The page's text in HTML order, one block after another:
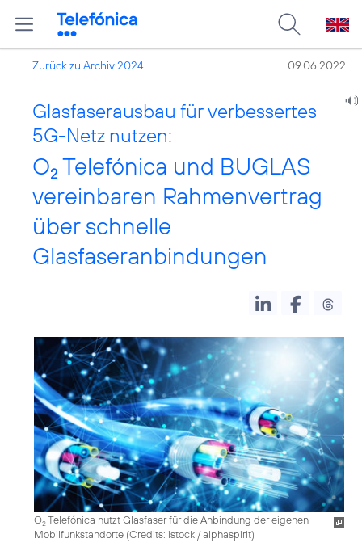
Zurück zu Archiv 2024 09.06.2022
Glasfaserausbau für verbessertes
5G-Netz nutzen:
O2 Telefónica und BUGLAS
vereinbaren Rahmenvertrag
über schnelle
Glasfaseranbindungen
O2Telefónica nutzt Glasfaser für die Anbindung der eigenen
Mobilfunkstandorte (Credits: istock / alphaspirit)